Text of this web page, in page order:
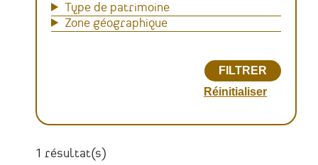
1 résultat(s)
Type de patrimoine
Zone géographique